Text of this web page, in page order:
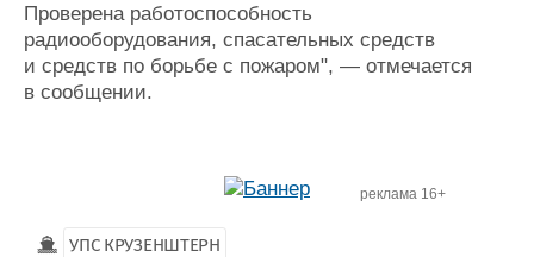
Проверена работоспособность
радиооборудования, спасательных средств
и средств по борьбе с пожаром", — отмечается
в сообщении.
реклама 16+
УПС КРУЗЕНШТЕРН